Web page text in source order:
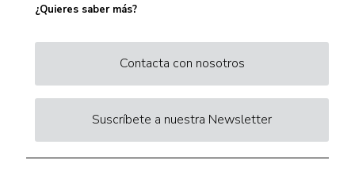
¿Quieres saber más?
Contacta con nosotros
Suscríbete a nuestra Newsletter